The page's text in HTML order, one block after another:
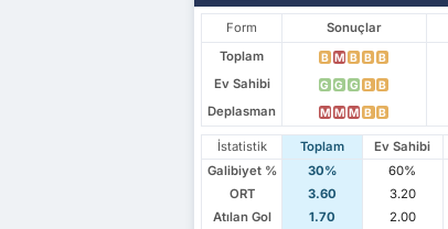
Form Sonuçlar
Toplam
B M B B B
Ev Sahibi
G G G B B
Deplasman
M M M B B
İstatistik Toplam Ev Sahibi
Galibiyet %
30% 60%
ORT
3.60 3.20
Atılan Gol
1.70 2.00